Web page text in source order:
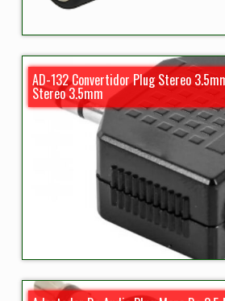
AD-132 Convertidor Plug Stereo
Stereo 3.5mm